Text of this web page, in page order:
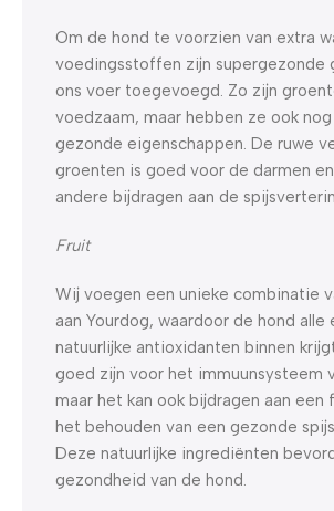
Om de hond te voorzien van extra
voedingsstoffen zijn supergezonde
ons voer toegevoegd. Zo zijn
voedzaam, maar hebben ze ook
gezonde eigenschappen. De ruwe
groenten is goed voor de darmen
andere bijdragen aan de
Fruit
Wij voegen een unieke combinatie
aan Yourdog, waardoor de hond alle
natuurlijke antioxidanten binnen
goed zijn voor het immuunsysteem
maar het kan ook bijdragen aan een
het behouden van een gezonde
Deze natuurlijke ingrediënten
gezondheid van de hond.